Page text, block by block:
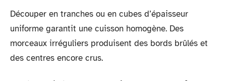
Découper en tranches ou en cubes d’épaisseur
uniforme garantit une cuisson homogène. Des
morceaux irréguliers produisent des bords brûlés et
des centres encore crus.